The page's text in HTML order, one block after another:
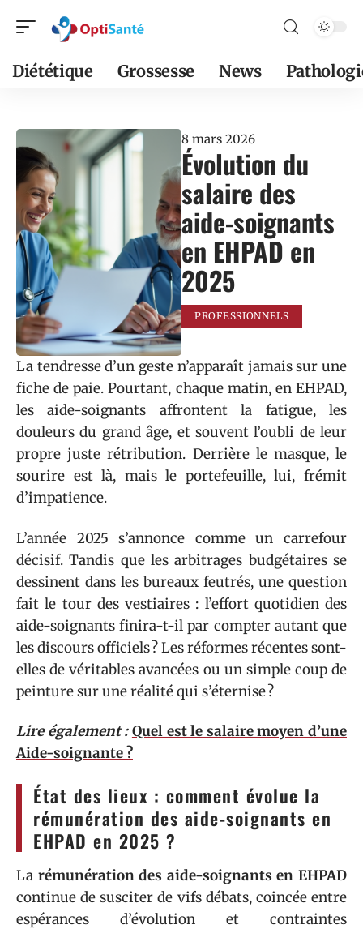
Diététique Grossesse News
8 mars 2026
Évolution du
salaire des
aide-soignants
en EHPAD en
2025
PROFESSIONNELS
La tendresse d’un geste n’apparaît jamais sur une
fiche de paie. Pourtant, chaque matin, en EHPAD,
les aide-soignants affrontent la fatigue, les
douleurs du grand âge, et souvent l’oubli de leur
propre juste rétribution. Derrière le masque, le
sourire est là, mais le portefeuille, lui, frémit
d’impatience.
L’année 2025 s’annonce comme un carrefour
décisif. Tandis que les arbitrages budgétaires se
dessinent dans les bureaux feutrés, une question
fait le tour des vestiaires : l’effort quotidien des
aide-soignants finira-t-il par compter autant que
les discours officiels ? Les réformes récentes sont-
elles de véritables avancées ou un simple coup de
peinture sur une réalité qui s’éternise ?
Lire également : Quel est le salaire moyen d’une
Aide-soignante ?
État des lieux : comment évolue la
rémunération des aide-soignants en
EHPAD en 2025 ?
La rémunération des aide-soignants en EHPAD
continue de susciter de vifs débats, coincée entre
espérances d’évolution et contraintes